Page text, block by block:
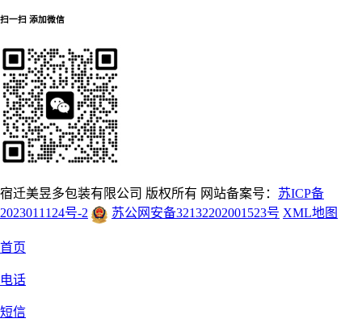
扫一扫 添加微信
宿迁美昱多包装有限公司 版权所有 网站备案号： 苏ICP备
2023011124号-2
苏公网安备32132202001523号 XML地图
首页
电话
短信